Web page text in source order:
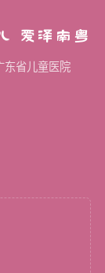
爱泽南粤
东省儿童医院